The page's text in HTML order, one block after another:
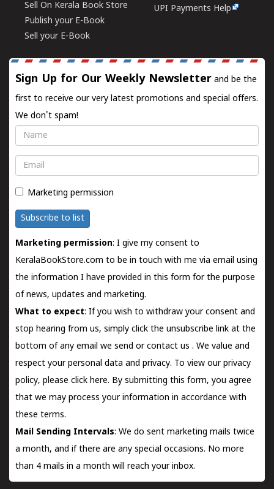
Sell On Kerala Book Store
Publish your E-Book
Sell your E-Book
UPI Payments Help
Sign Up for Our Weekly Newsletter and be the
first to receive our very latest promotions and special offers.
We don't spam!
Name
Email
Marketing permission
Subscribe to list
Marketing permission: I give my consent to
KeralaBookStore.com to be in touch with me via email using
the information I have provided in this form for the purpose
of news, updates and marketing.
What to expect: If you wish to withdraw your consent and
stop hearing from us, simply click the unsubscribe link at the
bottom of any email we send orcontact us . We value and
respect your personal data and privacy. To view our privacy
policy, please click here. By submitting this form, you agree
that we may process your information in accordance with
these terms.
Mail Sending Intervals: We do sent marketing mails twice
a month, and if there are any special occasions. No more
than 4 mails in a month will reach your inbox.